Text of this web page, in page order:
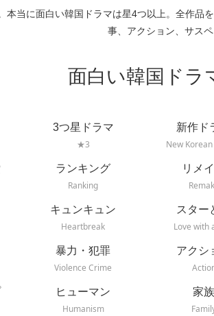
本当に面白い韓国ドラマは星4つ以上。全作
事、アクション、サスペ
面白い韓国ドラ
3つ星ドラマ
★3
新作ド
New
ランキング
Ranking
リメ
キュンキュン
Heartbreak
スター
Love with
暴力・犯罪
Violence Crime
アクシ
ヒューマン
Humanism
家族